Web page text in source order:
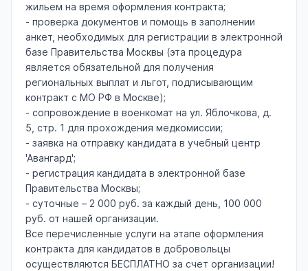
жильем на время оформления контракта;
- проверка документов и помощь в заполнении
анкет, необходимых для регистрации в электронной
базе Правительства Москвы (эта процедура
является обязательной для получения
региональных выплат и льгот, подписывающим
контракт с МО РФ в Москве);
- сопровождение в военкомат на ул. Яблочкова, д.
5, стр. 1 для прохождения медкомиссии;
- заявка на отправку кандидата в учебный центр
'Авангард';
- регистрация кандидата в электронной базе
Правительства Москвы;
- суточные – 2 000 руб. за каждый день, 100 000
руб. от нашей организации.
Все перечисленные услуги на этапе оформления
контракта для кандидатов в добровольцы
осуществляются БЕСПЛАТНО за счет организации!